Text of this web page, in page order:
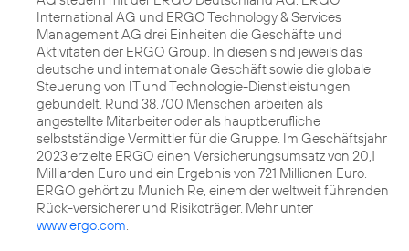
International AG und ERGO Technology & Services
Management AG drei Einheiten die Geschäfte und
Aktivitäten der ERGO Group. In diesen sind jeweils das
deutsche und internationale Geschäft sowie die globale
Steuerung von IT und Technologie-Dienstleistungen
gebündelt. Rund 38.700 Menschen arbeiten als
angestellte Mitarbeiter oder als hauptberufliche
selbstständige Vermittler für die Gruppe. Im Geschäftsjahr
2023 erzielte ERGO einen Versicherungsumsatz von 20,1
Milliarden Euro und ein Ergebnis von 721 Millionen Euro.
ERGO gehört zu Munich Re, einem der weltweit führenden
Rück-versicherer und Risikoträger. Mehr unter
www.ergo.com.